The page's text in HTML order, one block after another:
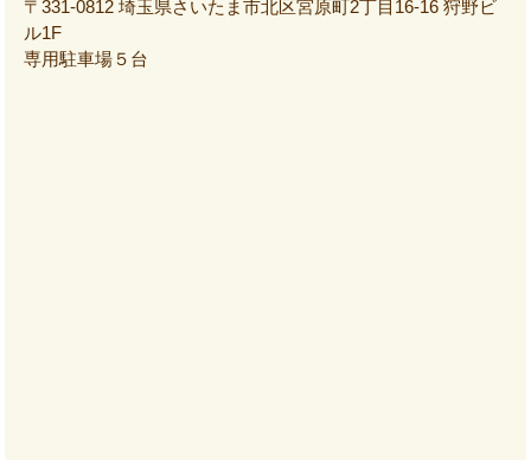
〒331-0812 埼玉県さいたま市北区宮原町2丁目16-16 狩野ビ
ル1F
専用駐車場５台